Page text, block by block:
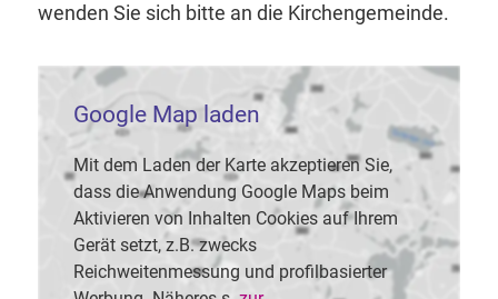
wenden Sie sich bitte an die Kirchengemeinde.
Google Map laden
Mit dem Laden der Karte akzeptieren Sie,
dass die Anwendung Google Maps beim
Aktivieren von Inhalten Cookies auf Ihrem
Gerät setzt, z.B. zwecks
Reichweitenmessung und profilbasierter